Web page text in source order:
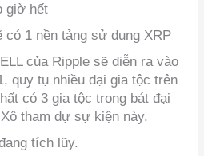
giờ hết
có 1 nền tảng sử dụng XRP
của Ripple sẽ diễn ra vào
quy tụ nhiều đại gia tộc trên
có 3 gia tộc trong bát đại
tham dự sự kiện này.
tích lũy.